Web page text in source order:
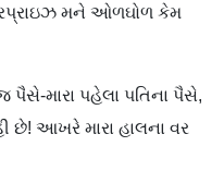
મને ઓળઘોળ કેમ
મારા પહેલા પતિના પૈસે,
છે! આખરે મારા હાલના વર